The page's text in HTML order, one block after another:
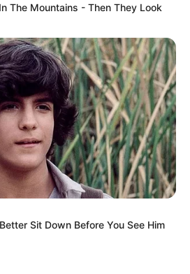
The Mountains - Then They Look
Sit Down Before You See Him